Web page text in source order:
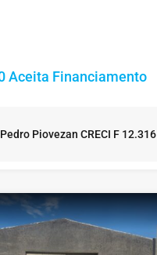
Aceita Financiamento
Piovezan CRECI F 12.316